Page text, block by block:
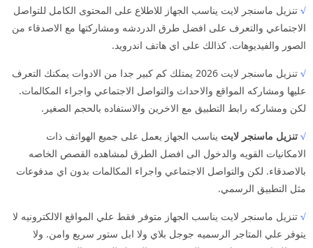
√ تنزيل ماسنجر لايت يناسب الجهاز للاطلاع على المحتوى الكامل للتواصل
الاجتماعي والتعرف على افضل طرق الدردشه ومشاركتها مع الاصدقاء من
الصور والفيديوهات. كذالك على اي هاتف اندرويد.
√
تنزيل ماسنجر لايت 2026 يمتلك كم كبير جدا من الادوات يمكنك التعرف
عليها ومشاركه المواقع والاحداث والتواصل الاجتماعي واجراء المكالمات.
لكن ومشاركه رابط التطبيق مع الاخرين والاستفاده بالحجم الصغير.
√ تنزيل ماسنجر لايت يناسب الجهاز يعمل على جميع الهواتف ذات
الامكانيات القويه والدخول الى افضل الطرق لمشاهده القصص الخاصه
بالاصدقاء. لكن والتواصل الاجتماعي واجراء المكالمات بدون اي مدفوعات
مثل التطبيق الرسمي.
√ تنزيل ماسنجر لايت يناسب الجهاز متوفر فقط علي المواقع الالكترونيه لا
يتوفر علي المتاجر الرسميه جوجل بلاي ولا ابل ستور سريع وامن. ولا